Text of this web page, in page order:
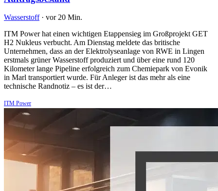
Wasserstoff · vor 20 Min.
ITM Power hat einen wichtigen Etappensieg im Großprojekt GET
H2 Nukleus verbucht. Am Dienstag meldete das britische
Unternehmen, dass an der Elektrolyseanlage von RWE in Lingen
erstmals grüner Wasserstoff produziert und über eine rund 120
Kilometer lange Pipeline erfolgreich zum Chemiepark von Evonik
in Marl transportiert wurde. Für Anleger ist das mehr als eine
technische Randnotiz – es ist der…
ITM Power